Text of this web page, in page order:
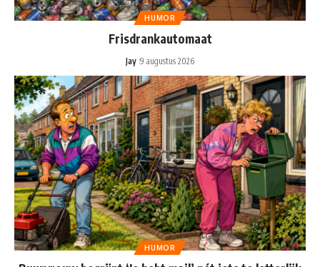
HUMOR
Frisdrankautomaat
Jay 9 augustus 2026
HUMOR